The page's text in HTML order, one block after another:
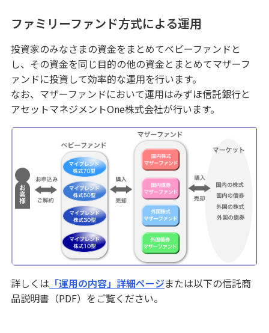
ファミリーファンド方式による運用
投資家のみなさまの資金をまとめてベビーファンドと
し、その資金を同じ目的の他の資金とまとめてマザーフ
ァンドに投資して効率的な運用を行います。
なお、マザーファンドにおいて運用はみずほ信託銀行と
アセットマネジメントOne株式会社が行います。
詳しくは 「運用の内容」詳細ページまたは以下の信託商
品説明書（PDF）をご覧ください。